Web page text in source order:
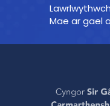
Mae ar gael